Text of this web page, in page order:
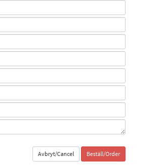
Avbryt/Cancel Beställ/Order